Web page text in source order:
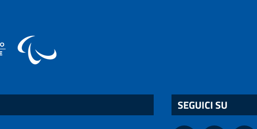
SEGUICI SU